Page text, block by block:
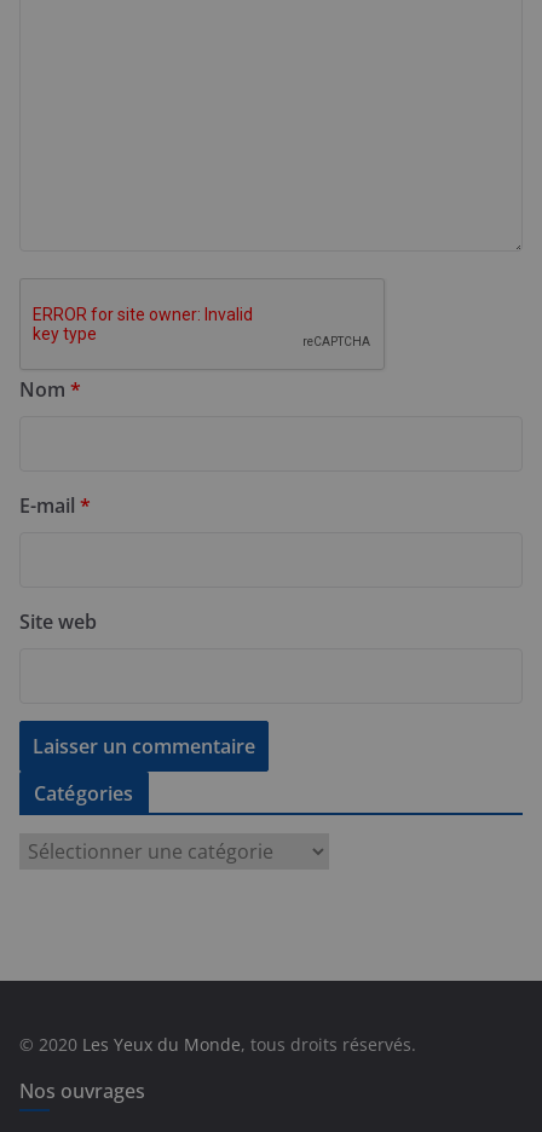
Nom *
E-mail *
Site web
Catégories
e
s
© 2020 Les Yeux du Monde, tous droits réservés.
Nos ouvrages